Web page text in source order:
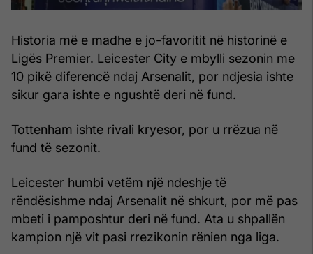
Historia më e madhe e jo-favoritit në historinë e
Ligës Premier. Leicester City e mbylli sezonin me
10 pikë diferencë ndaj Arsenalit, por ndjesia ishte
sikur gara ishte e ngushtë deri në fund.
Tottenham ishte rivali kryesor, por u rrëzua në
fund të sezonit.
Leicester humbi vetëm një ndeshje të
rëndësishme ndaj Arsenalit në shkurt, por më pas
mbeti i pamposhtur deri në fund. Ata u shpallën
kampion një vit pasi rrezikonin rënien nga liga.